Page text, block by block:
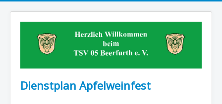
Dienstplan Apfelweinfest